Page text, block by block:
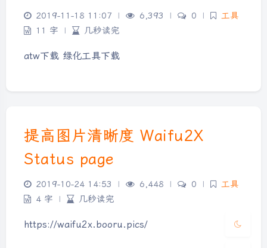
Sans Serif
2019-11-18 11:07 | 6,393 | 0 |
工具
11 字
| 几秒读完
atw下载 绿化工具下载
提高图片清晰度 Waifu2X
Status page
2019-10-24 14:53 | 6,448 | 0 |
工具
4 字
| 几秒读完
https://waifu2x.booru.pics/